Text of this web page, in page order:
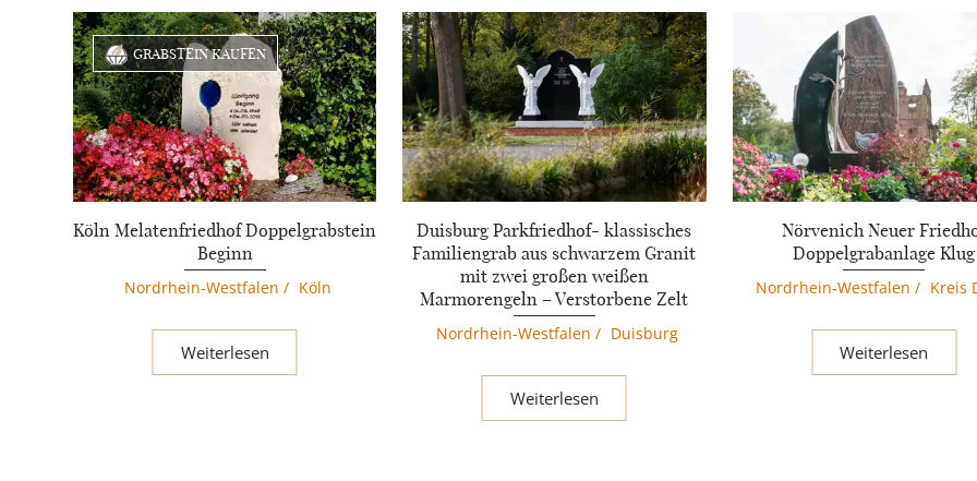
GRABSTEIN KAUFEN
Köln Melatenfriedhof Doppelgrabstein
Beginn
Nordrhein-Westfalen / Köln
Weiterlesen
Duisburg Parkfriedhof- klassisches
Familiengrab aus schwarzem Granit
mit zwei großen weißen
Marmorengeln – Verstorbene Zelt
Nordrhein-Westfalen / Duisburg
Weiterlesen
Nörvenich Neuer
Doppelgrabanlage Klug
Nordrhein-Westfalen / Kreis
Weiterlesen